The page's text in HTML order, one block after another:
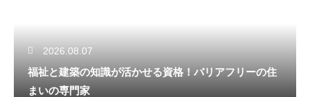
2026.08.07
福祉と建築の知識が活かせる資格！バリアフリーの住
まいの専門家